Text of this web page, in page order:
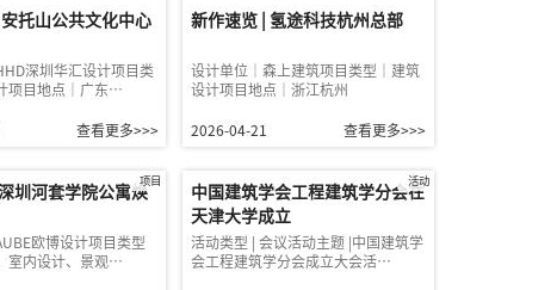
托山公共文化中心
深圳华汇设计项目类
项目地点｜广东…
查看更多>>>
新作速览 | 氢途科技杭州总部
设计单位｜森上建筑项目类型｜建筑
设计项目地点｜浙江杭州
2026-04-21 查看更多>>>
项目
圳河套学院公寓焕
欧博设计项目类型
室内设计、景观…
活动
中国建筑学会工程建筑学分会在
天津大学成立
活动类型 | 会议活动主题 |中国建筑学
会工程建筑学分会成立大会活…